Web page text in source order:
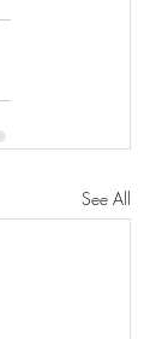
See All